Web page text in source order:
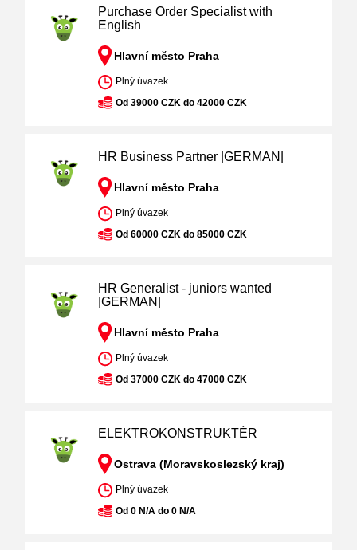
Purchase Order Specialist with
English
Hlavní město Praha
Plný úvazek
Od 39000 CZK do 42000 CZK
HR Business Partner |GERMAN|
Hlavní město Praha
Plný úvazek
Od 60000 CZK do 85000 CZK
HR Generalist - juniors wanted
|GERMAN|
Hlavní město Praha
Plný úvazek
Od 37000 CZK do 47000 CZK
ELEKTROKONSTRUKTÉR
Ostrava (Moravskoslezský kraj)
Plný úvazek
Od 0 N/A do 0 N/A